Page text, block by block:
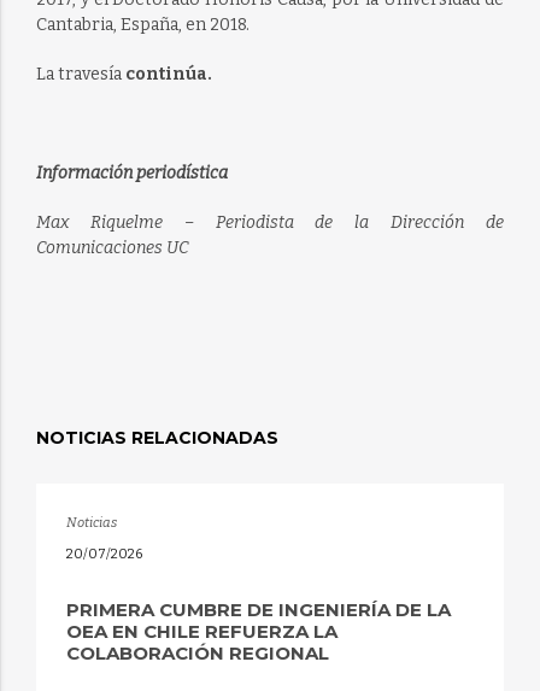
Cantabria, España, en 2018.
La travesía continúa.
Información periodística
Max Riquelme – Periodista de la Dirección de
Comunicaciones UC
NOTICIAS RELACIONADAS
Noticias
20/07/2026
PRIMERA CUMBRE DE INGENIERÍA DE LA
OEA EN CHILE REFUERZA LA
COLABORACIÓN REGIONAL